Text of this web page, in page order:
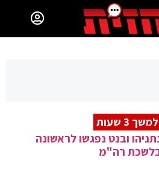
למשך 3 שעות
ובנט נפגשו לראשונה
רה"מ